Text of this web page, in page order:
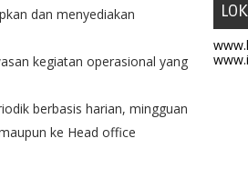
dan menyediakan
kegiatan operasional yang
berbasis harian, mingguan
ke Head office